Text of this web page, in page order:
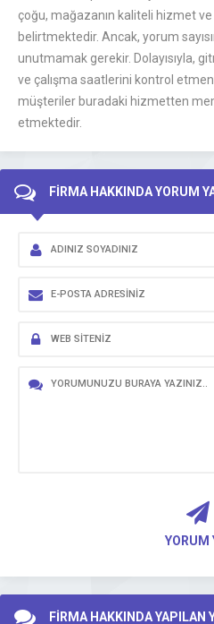
çoğu, mağazanın kaliteli hizmet
belirtmektedir. Ancak, yorum
unutmamak gerekir. Dolayısıyla,
ve çalışma saatlerini kontrol
müşteriler buradaki hizmetten
etmektedir.
FİRMA HAKKINDA YORUM
YORUM
FİRMA HAKKINDA YAPILAN